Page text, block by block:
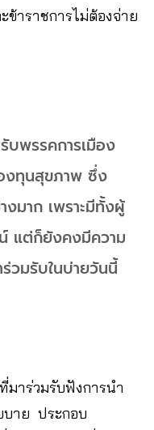
าราชการไม่ต้องจ่าย
บพรรคการเมือง
องทุนสุขภาพ ซึ่ง
มาก เพราะมีทั้งผู้
น์ แต่ก็ยังคงมีความ
วมรับในบ่ายวันนี้
มาร่วมรับฟังการนำ
บาย ประกอบ